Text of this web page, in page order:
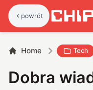
powrót
Home Tech
Dobra